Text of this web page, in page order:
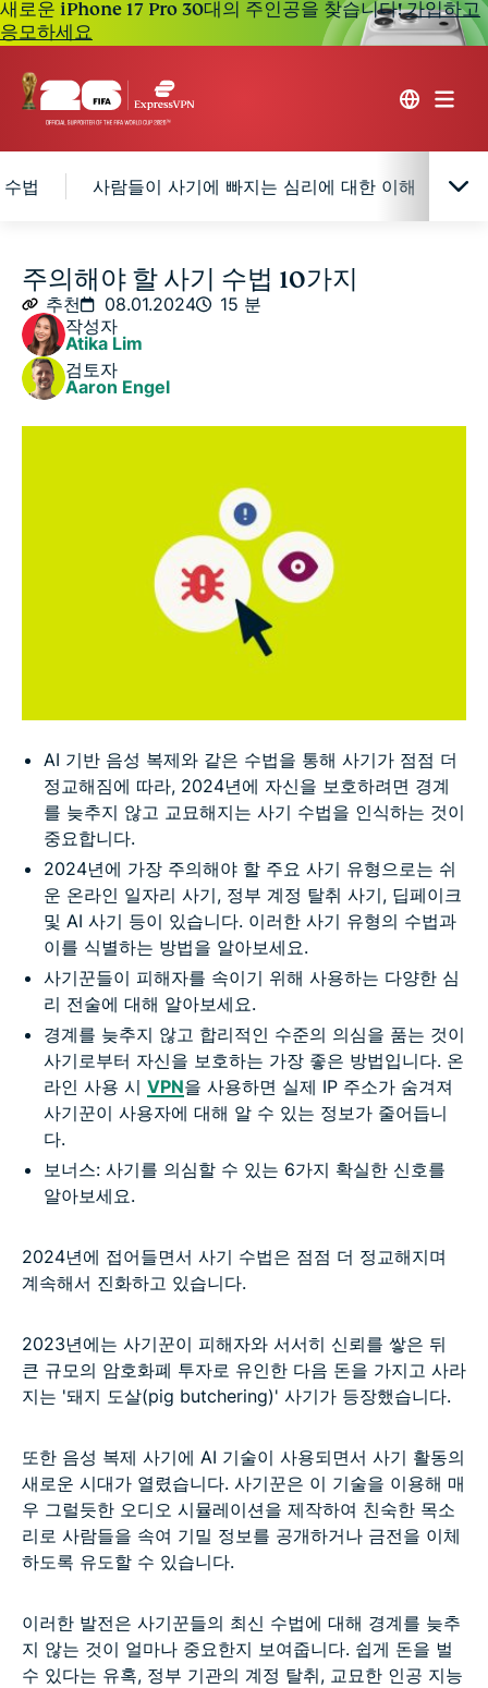
새로운 iPhone 17 Pro 30대의 주인공을 찾습니다!가입하고
응모하세요
법 사람들이 사기에 빠지는 심리에 대한 이해
2024년에 피해야 할 사기 유형 5가지
2024년에 주의해야 할 기타 사기 수법
사람들이 사기에 빠지는 심리에 대한 이해
자주 묻는 질문: 주의해야 할 사기 관련
주의해야 할 사기 수법 10가지
추천 08.01.2024
15 분
작성자
Atika Lim
검토자
Aaron Engel
AI 기반 음성 복제와 같은 수법을 통해 사기가 점점 더
정교해짐에 따라, 2024년에 자신을 보호하려면 경계
를 늦추지 않고 교묘해지는 사기 수법을 인식하는 것이
중요합니다.
2024년에 가장 주의해야 할 주요 사기 유형으로는 쉬
운 온라인 일자리 사기, 정부 계정 탈취 사기, 딥페이크
및 AI 사기 등이 있습니다. 이러한 사기 유형의 수법과
이를 식별하는 방법을 알아보세요.
사기꾼들이 피해자를 속이기 위해 사용하는 다양한 심
리 전술에 대해 알아보세요.
경계를 늦추지 않고 합리적인 수준의 의심을 품는 것이
사기로부터 자신을 보호하는 가장 좋은 방법입니다. 온
라인 사용 시 VPN을 사용하면 실제 IP 주소가 숨겨져
사기꾼이 사용자에 대해 알 수 있는 정보가 줄어듭니
다.
보너스: 사기를 의심할 수 있는 6가지 확실한 신호를
알아보세요.
2024년에 접어들면서 사기 수법은 점점 더 정교해지며
계속해서 진화하고 있습니다.
2023년에는 사기꾼이 피해자와 서서히 신뢰를 쌓은 뒤
큰 규모의 암호화폐 투자로 유인한 다음 돈을 가지고 사라
지는 '돼지 도살(pig butchering)' 사기가 등장했습니다.
또한 음성 복제 사기에 AI 기술이 사용되면서 사기 활동의
새로운 시대가 열렸습니다. 사기꾼은 이 기술을 이용해 매
우 그럴듯한 오디오 시뮬레이션을 제작하여 친숙한 목소
리로 사람들을 속여 기밀 정보를 공개하거나 금전을 이체
하도록 유도할 수 있습니다.
이러한 발전은 사기꾼들의 최신 수법에 대해 경계를 늦추
지 않는 것이 얼마나 중요한지 보여줍니다. 쉽게 돈을 벌
수 있다는 유혹, 정부 기관의 계정 탈취, 교묘한 인공 지능